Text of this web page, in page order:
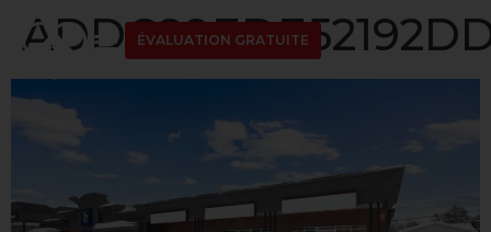
ÉVALUATION GRATUITE